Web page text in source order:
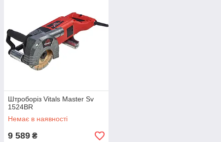
Штроборіз Vitals Master Sv
1524BR
Немає в наявності
9 589 ₴